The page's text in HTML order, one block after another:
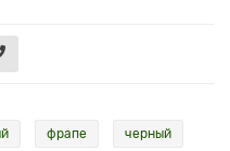
фрапе черный